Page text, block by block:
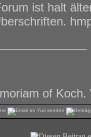
ist halt
of